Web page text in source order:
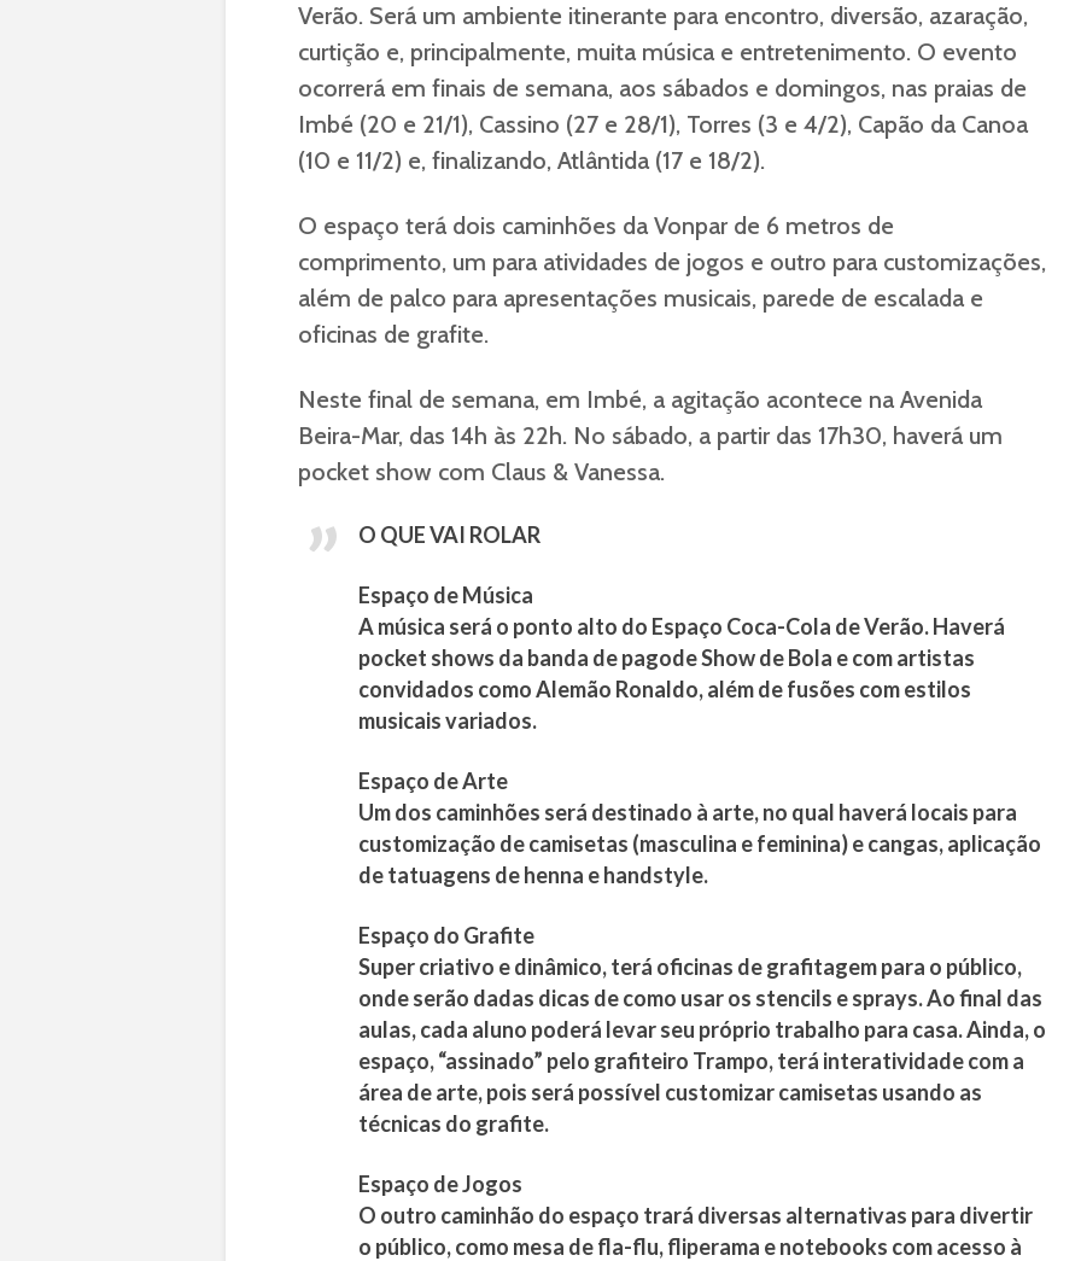
Verão. Será um ambiente itinerante para encontro, diversão, azaração,
curtição e, principalmente, muita música e entretenimento. O evento
ocorrerá em finais de semana, aos sábados e domingos, nas praias de
Imbé (20 e 21/1), Cassino (27 e 28/1), Torres (3 e 4/2), Capão da Canoa
(10 e 11/2) e, finalizando, Atlântida (17 e 18/2).
O espaço terá dois caminhões da Vonpar de 6 metros de
comprimento, um para atividades de jogos e outro para customizações,
além de palco para apresentações musicais, parede de escalada e
oficinas de grafite.
Neste final de semana, em Imbé, a agitação acontece na Avenida
Beira-Mar, das 14h às 22h. No sábado, a partir das 17h30, haverá um
pocket show com Claus & Vanessa.
O QUE VAI ROLAR
Espaço de Música
A música será o ponto alto do Espaço Coca-Cola de Verão. Haverá
pocket shows da banda de pagode Show de Bola e com artistas
convidados como Alemão Ronaldo, além de fusões com estilos
musicais variados.
Espaço de Arte
Um dos caminhões será destinado à arte, no qual haverá locais para
customização de camisetas (masculina e feminina) e cangas, aplicação
de tatuagens de henna e handstyle.
Espaço do Grafite
Super criativo e dinâmico, terá oficinas de grafitagem para o público,
onde serão dadas dicas de como usar os stencils e sprays. Ao final das
aulas, cada aluno poderá levar seu próprio trabalho para casa. Ainda, o
espaço, “assinado” pelo grafiteiro Trampo, terá interatividade com a
área de arte, pois será possível customizar camisetas usando as
técnicas do grafite.
Espaço de Jogos
O outro caminhão do espaço trará diversas alternativas para divertir
o público, como mesa de fla-flu, fliperama e notebooks com acesso à